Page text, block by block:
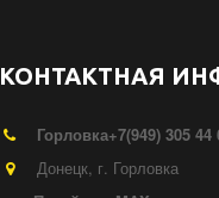
КОНТАКТНАЯ
Горловка+7(949) 305 44
Донецк, г. Горловка